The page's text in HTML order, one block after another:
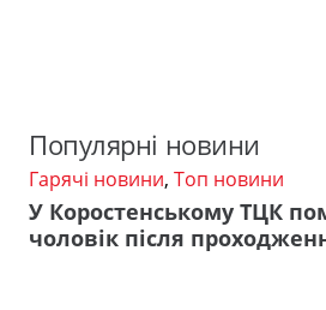
Популярні новини
Гарячі новини, Топ новини
У Коростенському ТЦК
чоловік після